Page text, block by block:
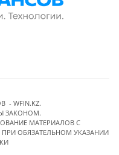
- WFIN.KZ.
ЗАКОНОМ.
МАТЕРИАЛОВ C
ОБЯЗАТЕЛЬНОМ УКАЗАНИИ